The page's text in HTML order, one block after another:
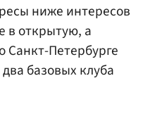
ниже интересов
в открытую, а
Санкт-Петербурге
базовых клуба